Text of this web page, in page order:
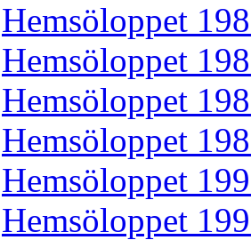
Hemsöloppet
Hemsöloppet
Hemsöloppet
Hemsöloppet
Hemsöloppet
Hemsöloppet